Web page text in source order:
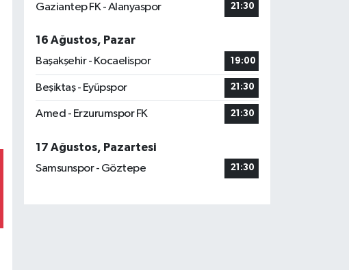
Gaziantep FK - Alanyaspor 21:30
16 Ağustos, Pazar
Başakşehir - Kocaelispor
19:00
Beşiktaş - Eyüpspor 21:30
Amed - Erzurumspor FK 21:30
17 Ağustos, Pazartesi
Samsunspor - Göztepe
21:30